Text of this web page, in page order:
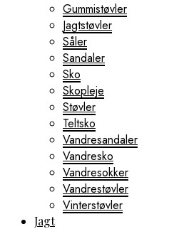
Gummistøvler
Jagtstøvler
Såler
Sandaler
Sko
Skopleje
Støvler
Teltsko
Vandresandaler
Vandresko
Vandresokker
Vandrestøvler
Vinterstøvler
Jagt